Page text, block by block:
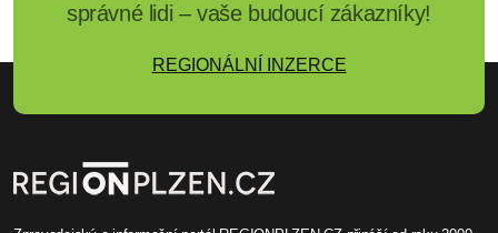
správné lidi – vaše budoucí zákazníky!
REGIONÁLNÍ INZERCE